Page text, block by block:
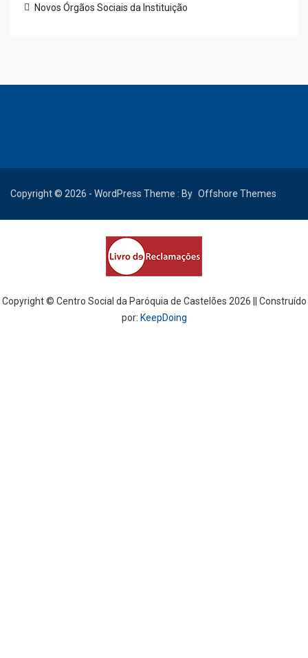
Novos Órgãos Sociais da Instituição
Copyright © 2026 - WordPress Theme : By Offshore Themes
Copyright © Centro Social da Paróquia de Castelões 2026 || Construído
por: KeepDoing